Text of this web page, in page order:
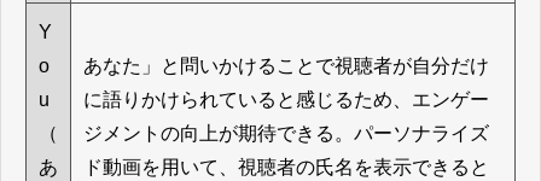
Y
o
u
（
あ
あなた」と問いかけることで視聴者が自分だけ
に語りかけられていると感じるため、エンゲー
ジメントの向上が期待できる。パーソナライズ
ド動画を用いて、視聴者の氏名を表示できると